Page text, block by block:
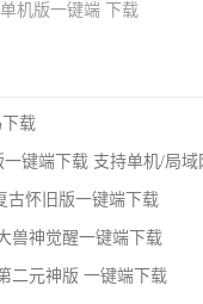
机版一键端 下载
载
一键端下载 支持单机/局
古怀旧版一键端下载
兽神觉醒一键端下载
二元神版 一键端下载